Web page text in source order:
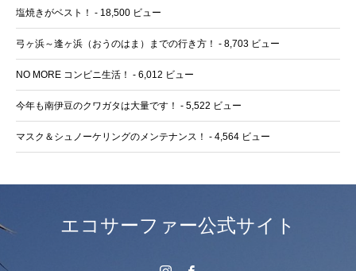
塩焼きがベスト！ - 18,500 ビュー
弓ヶ浜～逢ヶ浜（おうのはま）までの行き方！ - 8,703 ビュー
NO MORE コンビニ生活！ - 6,012 ビュー
今年も南伊豆のクワガタは大量です！ - 5,522 ビュー
マスク＆シュノーケリングのメンテナンス！ - 4,564 ビュー
エコサーファー公式サイト